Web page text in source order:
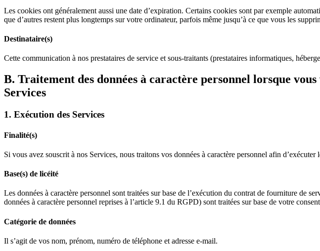
Les cookies ont généralement aussi une date d’expiration. Certains cookies sont par exemple
que d’autres restent plus longtemps sur votre ordinateur, parfois même jusqu’à ce que vous les
Destinataire(s)
Cette communication à nos prestataires de service et sous-traitants (prestataires informatiques,
B. Traitement des données à caractère personnel lorsque
Services
1. Exécution des Services
Finalité(s)
Si vous avez souscrit à nos Services, nous traitons vos données à caractère personnel afin
Base(s) de licéité
Les données à caractère personnel sont traitées sur base de l’exécution du contrat de fourniture de
données à caractère personnel reprises à l’article 9.1 du RGPD) sont traitées sur base de votre
Catégorie de données
Il s’agit de vos nom, prénom, numéro de téléphone et adresse e-mail.